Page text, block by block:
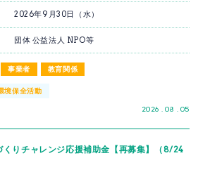
事業者 教育関係
2026 . 08 . 05
2026年9月30日（水）
団体 公益法人 NPO等
境保全活動
くりチャレンジ応援補助金【再募集】（8/24